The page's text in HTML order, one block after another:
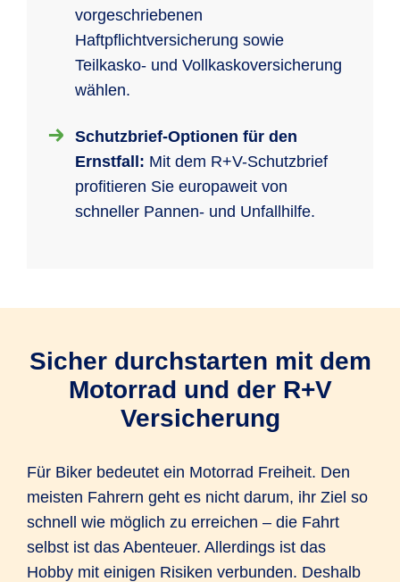
vorgeschriebenen
Haftpflichtversicherung sowie
Teilkasko- und Vollkaskoversicherung
wählen.
Schutzbrief-Optionen für den
Ernstfall: Mit dem R+V-Schutzbrief
profitieren Sie europaweit von
schneller Pannen- und Unfallhilfe.
Sicher durchstarten mit dem
Motorrad und der R+V
Versicherung
Für Biker bedeutet ein Motorrad Freiheit. Den
meisten Fahrern geht es nicht darum, ihr Ziel so
schnell wie möglich zu erreichen – die Fahrt
selbst ist das Abenteuer. Allerdings ist das
Hobby mit einigen Risiken verbunden. Deshalb